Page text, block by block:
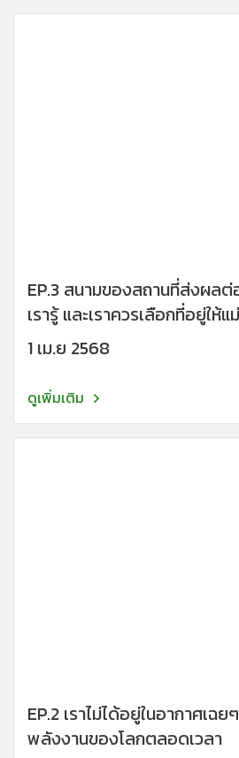
EP.3 สนามของสถานที่ส่งผลต่
เรารู้ และเราควรเลือกที่อยู่ใ
1 เม.ย 2568
ดูเพิ่มเติม
EP.2 เราไม่ได้อยู่ในอากาศเฉยๆ เราอยู่ในสนาม
พลังงานของโลกตลอดเวลา